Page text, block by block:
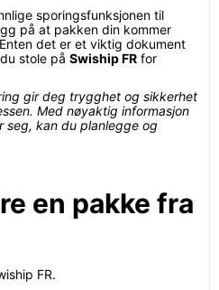
sporingsfunksjonen til
på at pakken din kommer
det er et viktig dokument
stole på Swiship FR for
gir deg trygghet og sikkerhet
Med nøyaktig informasjon
seg, kan du planlegge og
en pakke fra
FR.